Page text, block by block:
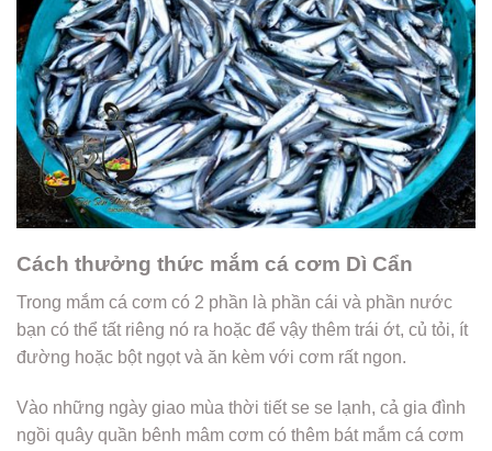
Cách thưởng thức mắm cá cơm Dì Cẩn
Trong mắm cá cơm có 2 phần là phần cái và phần nước
bạn có thể tất riêng nó ra hoặc để vậy thêm trái ớt, củ tỏi, ít
đường hoặc bột ngọt và ăn kèm với cơm rất ngon.
Vào những ngày giao mùa thời tiết se se lạnh, cả gia đình
ngồi quây quần bênh mâm cơm có thêm bát mắm cá cơm